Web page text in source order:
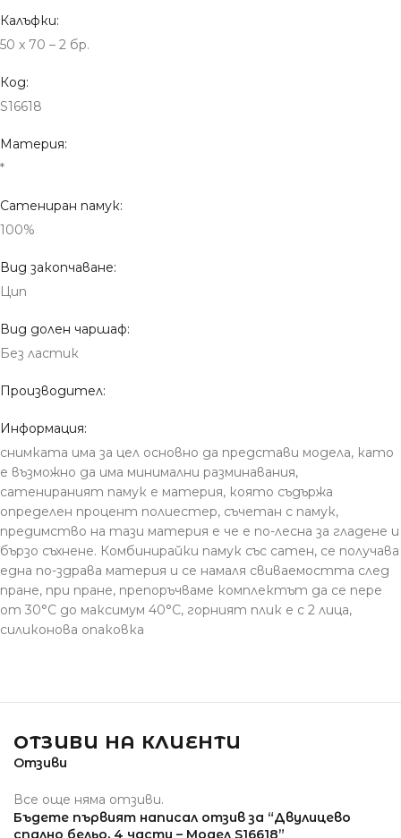
Калъфки:
50 x 70 – 2 бр.
Код:
S16618
Материя:
*
Сатениран памук:
100%
Вид закопчаване:
Цип
Вид долен чаршаф:
Без ластик
Производител:
Информация:
снимката има за цел основно да представи модела, като
е възможно да има минимални разминавания,
сатенираният памук е материя, която съдържа
определен процент полиестер, съчетан с памук,
предимство на тази материя е че е по-лесна за гладене и
бързо съхнене. Комбинирайки памук със сатен, се получава
една по-здрава материя и се намаля свиваемостта след
пране, при пране, препоръчваме комплектът да се пере
от 30°С до максимум 40°С, горният плик е с 2 лица,
силиконова опаковка
ОТЗИВИ НА КЛИЕНТИ
Отзиви
Все още няма отзиви.
Бъдете първият написал отзив за “Двулицево
спално бельо, 4 части – Модел S16618”